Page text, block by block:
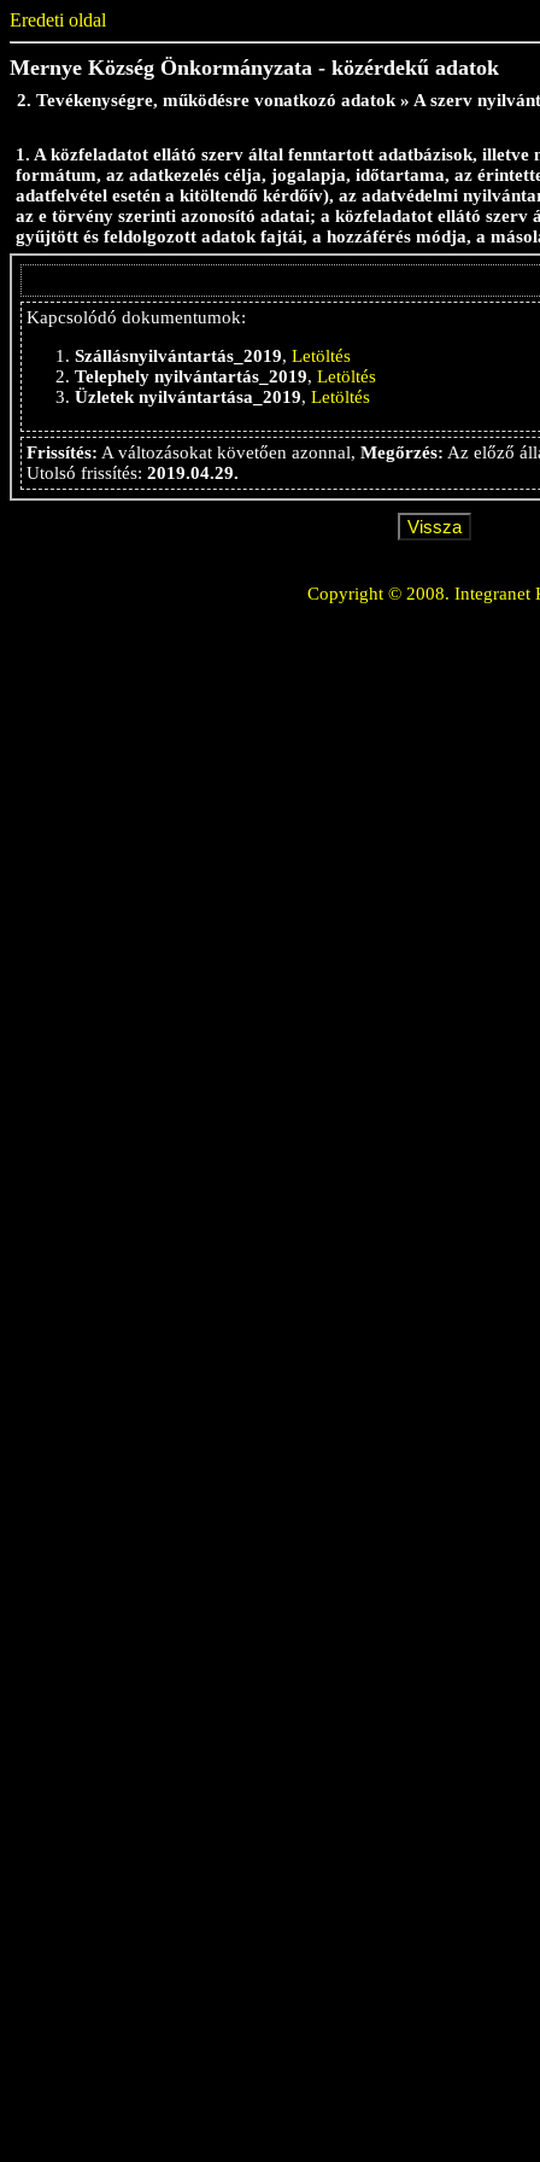
Eredeti oldal
Mernye Község Önkormányzata - közérdekű adatok
2. Tevékenységre, működésre vonatkozó adatok » A szerv
1. A közfeladatot ellátó szerv által fenntartott adatbázisok,
formátum, az adatkezelés célja, jogalapja, időtartama, az
adatfelvétel esetén a kitöltendő kérdőív), az adatvédelmi
az e törvény szerinti azonosító adatai; a közfeladatot ellátó szerv
gyűjtött és feldolgozott adatok fajtái, a hozzáférés módja, a
Kapcsolódó dokumentumok:
Szállásnyilvántartás_2019, Letöltés
Telephely nyilvántartás_2019, Letöltés
Üzletek nyilvántartása_2019, Letöltés
Frissítés: A változásokat követően azonnal, Megőrzés: Az előző
Utolsó frissítés: 2019.04.29.
Copyright © 2008. Integranet